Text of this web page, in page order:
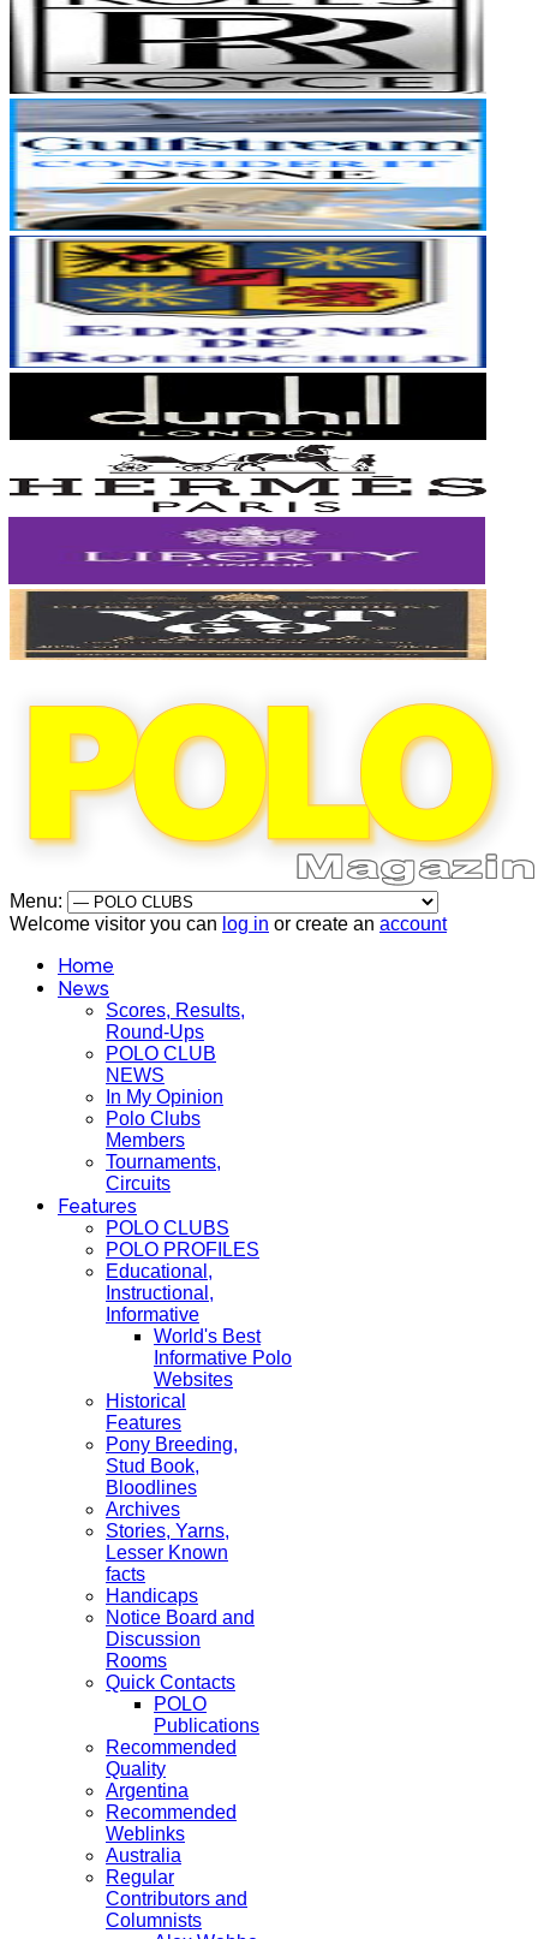
Menu:
Welcome visitor you can log in or create an account
Home
News
Scores, Results,
Round-Ups
POLO CLUB
NEWS
In My Opinion
Polo Clubs
Members
Tournaments,
Circuits
Features
POLO CLUBS
POLO PROFILES
Educational,
Instructional,
Informative
World's Best
Informative Polo
Websites
Historical
Features
Pony Breeding,
Stud Book,
Bloodlines
Archives
Stories, Yarns,
Lesser Known
facts
Handicaps
Notice Board and
Discussion
Rooms
Quick Contacts
POLO
Publications
Recommended
Quality
Argentina
Recommended
Weblinks
Australia
Regular
Contributors and
Columnists